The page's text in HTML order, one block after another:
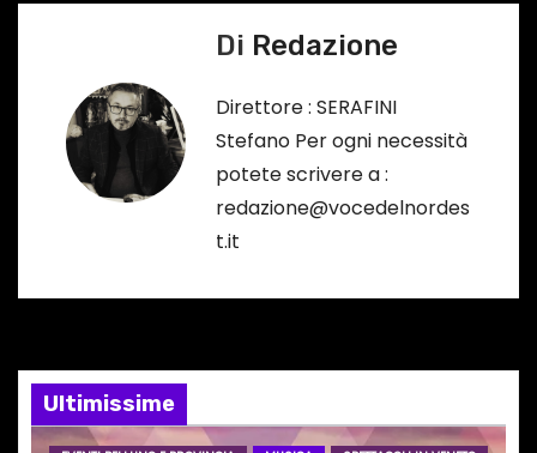
n
e
Di Redazione
Direttore : SERAFINI
Stefano Per ogni necessità
potete scrivere a :
redazione@vocedelnordes
t.it
Ultimissime